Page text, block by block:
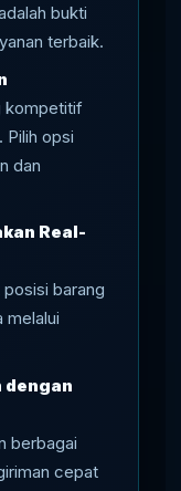
bukti
terbaik.
kompetitif
Pilih opsi
dan
Real-
barang
melalui
dengan
berbagai
cepat